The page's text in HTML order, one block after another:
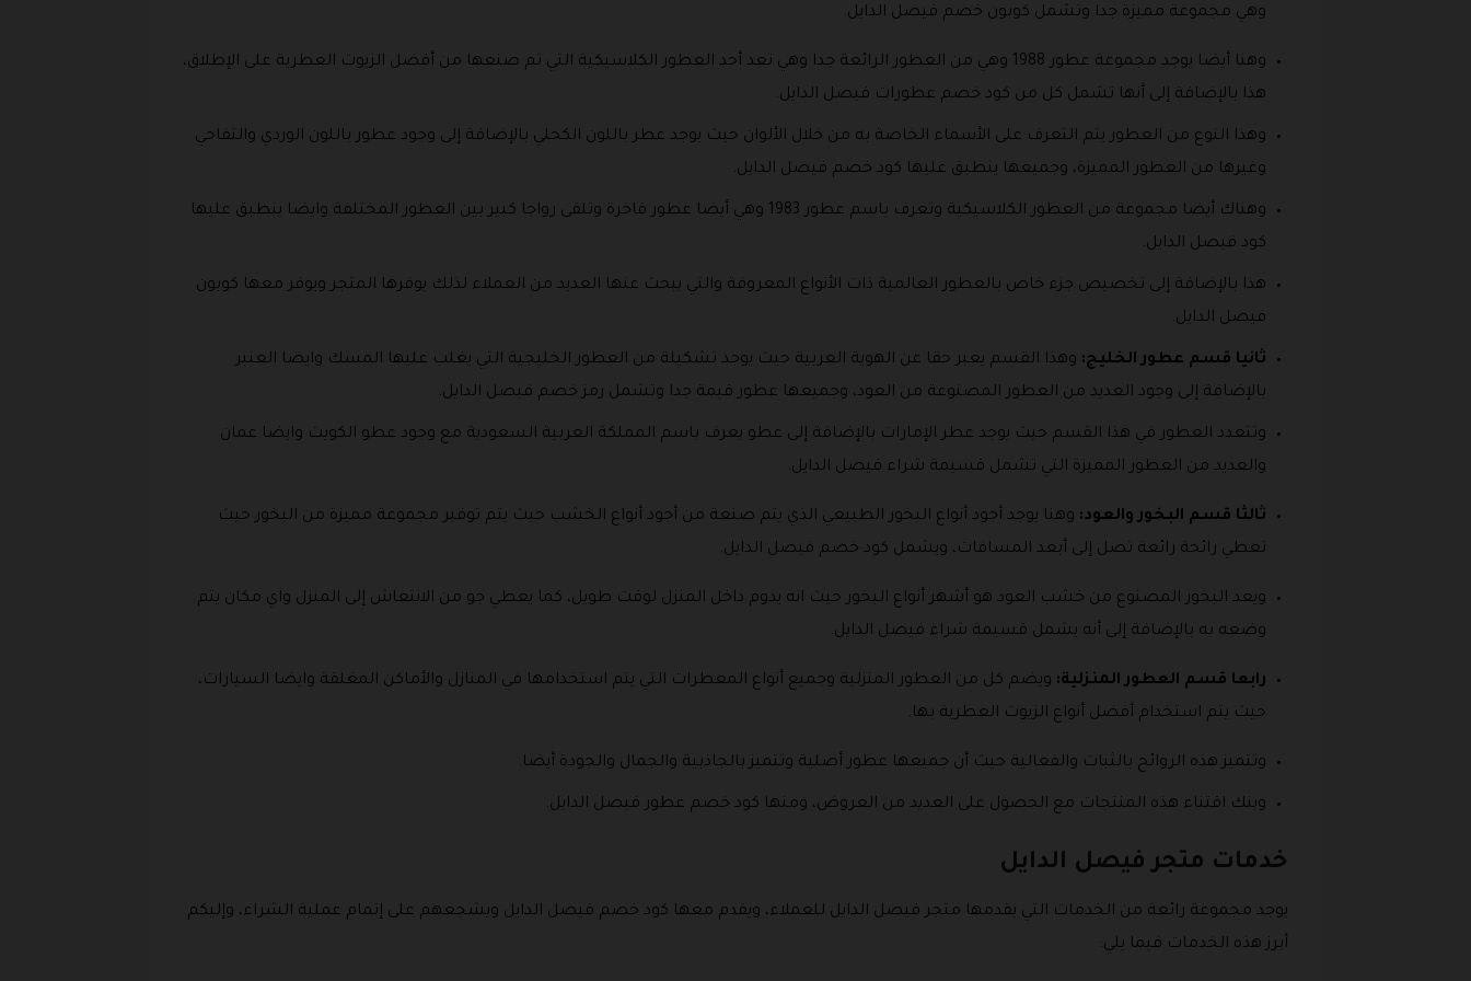
وهي مجموعة مميزة جدا وتشمل كوبون خصم فيصل الدايل.
وهنا أيضا يوجد مجموعة عطور 1988 وهي من العطور الرائعة جدا وهي تعد أحد العطور الكلاسيكية التي تم صنعها من أفضل الزيوت العطرية على الإطلاق،
هذا بالإضافة إلى أنها تشمل كل من كود خصم عطورات فيصل الدايل.
وهذا النوع من العطور يتم التعرف على الأسماء الخاصة به من خلال الألوان حيث يوجد عطر باللون الكحلي بالإضافة إلى وجود عطور باللون الوردي والتفاحي
وغيرها من العطور المميزة، وجميعها ينطبق عليها كود خصم فيصل الدايل.
وهناك أيضا مجموعة من العطور الكلاسيكية وتعرف باسم عطور 1983 وهي أيضا عطور فاخرة وتلقى رواجا كبير بين العطور المختلفة وايضا ينطبق عليها
كود فيصل الدايل.
هذا بالإضافة إلى تخصيص جزء خاص بالعطور العالمية ذات الأنواع المعروفة والتي يبحث عنها العديد من العملاء لذلك يوفرها المتجر ويوفر معها كوبون
فيصل الدايل.
ثانيا قسم عطور الخليج: وهذا القسم يعبر حقا عن الهوية العربية حيث يوجد تشكيلة من العطور الخليجية التي يغلب عليها المسك وايضا العنبر
بالإضافة إلى وجود العديد من العطور المصنوعة من العود، وجميعها عطور قيمة جدا وتشمل رمز خصم فيصل الدايل.
وتتعدد العطور في هذا القسم حيث يوجد عطر الإمارات بالإضافة إلى عطو يعرف باسم المملكة العربية السعودية مع وجود عطو الكويت وايضا عمان
والعديد من العطور المميزة التي تشمل قسيمة شراء فيصل الدايل.
ثالثا قسم البخور والعود: وهنا يوجد أجود أنواع البخور الطبيعي الذي يتم صنعة من أجود أنواع الخشب حيث يتم توفير مجموعة مميزة من البخور حيث
تعطي رائحة رائعة تصل إلى أبعد المسافات، ويشمل كود خصم فيصل الدايل.
ويعد البخور المصنوع من خشب العود هو أشهر أنواع البخور حيث انه يدوم داخل المنزل لوقت طويل، كما يعطي جو من الانتعاش إلى المنزل واي مكان يتم
وضعه به بالإضافة إلى أنه يشمل قسيمة شراء فيصل الدايل.
رابعا قسم العطور المنزلية: ويضم كل من العطور المنزلية وجميع أنواع المعطرات التي يتم استخدامها في المنازل والأماكن المغلقة وايضا السيارات،
حيث يتم استخدام أفضل أنواع الزيوت العطرية بها.
وتتميز هذه الروائح بالثبات والفعالية حيث أن جميعها عطور أصلية وتتميز بالجاذبية والجمال والجودة أيضا.
وينك اقتناء هذه المنتجات مع الحصول على العديد من العروض، ومنها كود خصم عطور فيصل الدايل.
خدمات متجر فيصل الدايل
يوجد مجموعة رائعة من الخدمات التي يقدمها متجر فيصل الدايل للعملاء، ويقدم معها كود خصم فيصل الدايل ويشجعهم على إتمام عملية الشراء، وإليكم
أبرز هذه الخدمات فيما يلي: